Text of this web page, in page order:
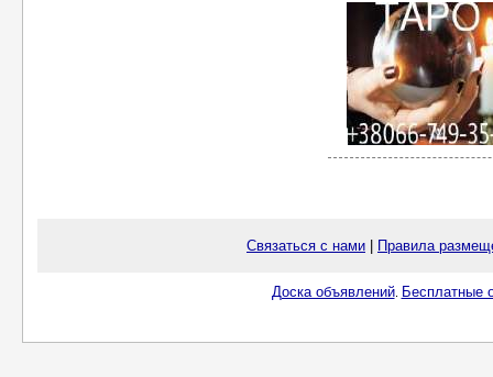
Связаться с нами Правила
Доска объявлений. Бесплатные